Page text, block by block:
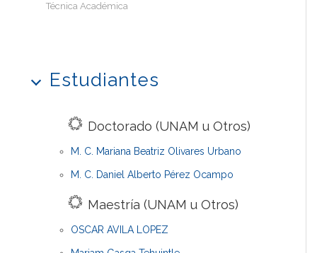
Técnica Académica
Estudiantes
Doctorado (UNAM u Otros)
M. C. Mariana Beatriz Olivares Urbano
M. C. Daniel Alberto Pérez Ocampo
Maestría (UNAM u Otros)
OSCAR AVILA LOPEZ